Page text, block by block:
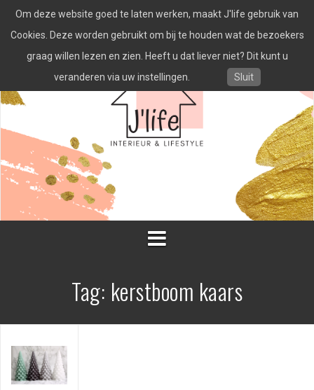
naar
inhoud
Tag: kerstboom kaars
Om deze website goed te laten werken, maakt J'life gebruik van
Cookies. Deze worden gebruikt om bij te houden wat de bezoekers
graag willen lezen en zien. Heeft u dat liever niet? Dit kunt u
veranderen via uw instellingen.
Sluit